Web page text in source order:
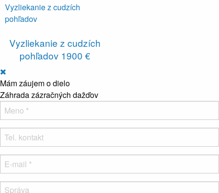
Vyzliekanie z cudzích
pohľadov 1900 €
Mám záujem o dielo
Záhrada zázračných dažďov